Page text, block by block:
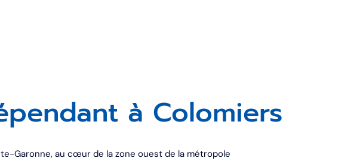
à Colomiers
Garonne, au cœur de la zone ouest de la métropole